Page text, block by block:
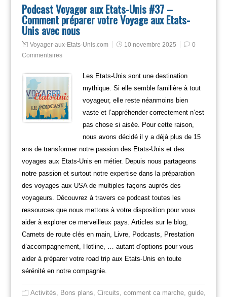
Podcast Voyager aux Etats-Unis #37 –
Comment préparer votre Voyage aux Etats-
Unis avec nous
Voyager-aux-Etats-Unis.com 10 novembre 2025
0
Commentaires
Les Etats-Unis sont une destination
mythique. Si elle semble familière à tout
voyageur, elle reste néanmoins bien
vaste et l’appréhender correctement n’est
pas chose si aisée. Pour cette raison,
nous avons décidé il y a déjà plus de 15
ans de transformer notre passion des Etats-Unis et des
voyages aux Etats-Unis en métier. Depuis nous partageons
notre passion et surtout notre expertise dans la préparation
des voyages aux USA de multiples façons auprès des
voyageurs. Découvrez à travers ce podcast toutes les
ressources que nous mettons à votre disposition pour vous
aider à explorer ce merveilleux pays. Articles sur le blog,
Carnets de route clés en main, Livre, Podcasts, Prestation
d’accompagnement, Hotline, … autant d’options pour vous
aider à préparer votre road trip aux Etats-Unis en toute
sérénité en notre compagnie.
Activités Bons plans Circuits comment ca marche, guide,